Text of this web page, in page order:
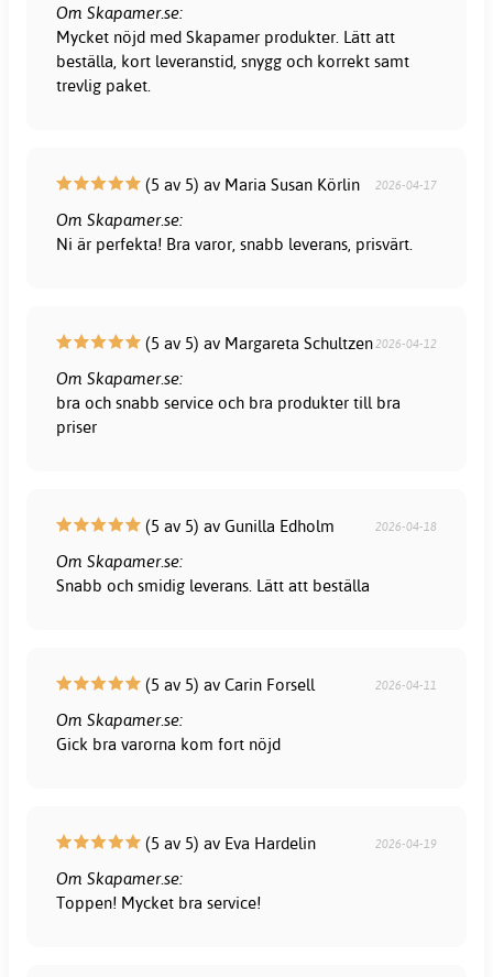
Om Skapamer.se:
Mycket nöjd med Skapamer produkter. Lätt att
beställa, kort leveranstid, snygg och korrekt samt
trevlig paket.
(5 av 5) av Maria Susan Körlin 2026-04-17
Om Skapamer.se:
Ni är perfekta! Bra varor, snabb leverans, prisvärt.
(5 av 5) av Margareta Schultzen2026-04-12
Om Skapamer.se:
bra och snabb service och bra produkter till bra
priser
(5 av 5) av Gunilla Edholm 2026-04-18
Om Skapamer.se:
Snabb och smidig leverans. Lätt att beställa
(5 av 5) av Carin Forsell 2026-04-11
Om Skapamer.se:
Gick bra varorna kom fort nöjd
(5 av 5) av Eva Hardelin 2026-04-19
Om Skapamer.se:
Toppen! Mycket bra service!